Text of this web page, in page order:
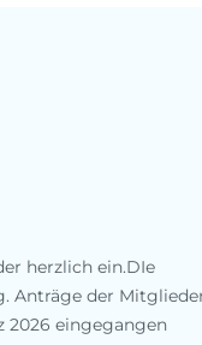
herzlich ein.DIe
Anträge der
2026 eingegangen